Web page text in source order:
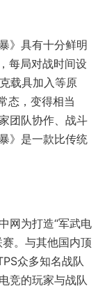
》具有十分鲜明
每局对战时间设
载具加入等原
态，变得相当
团队协作、战斗
》是一款比传统
网为打造“军武电
。与其他国内顶
众多知名战队
竞的玩家与战队